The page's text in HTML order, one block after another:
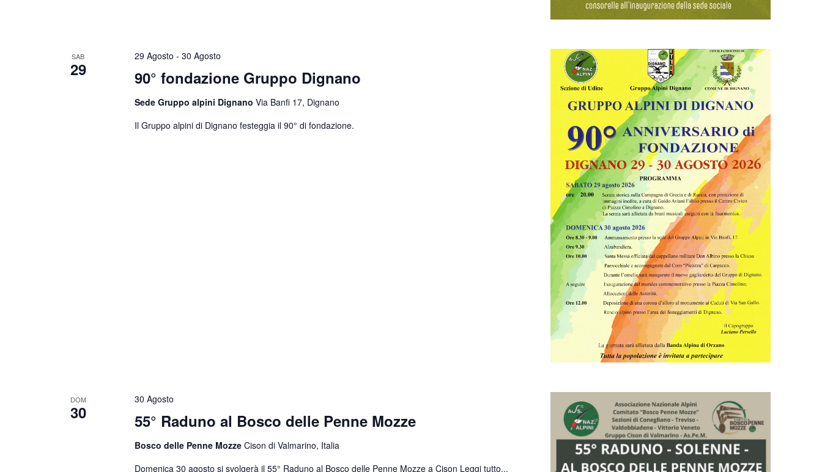
SAB
29 90° fondazione Gruppo Dignano
29 Agosto - 30 Agosto
Sede Gruppo alpini Dignano Via Banfi 17, Dignano
Il Gruppo alpini di Dignano festeggia il 90° di fondazione.
DOM
30 55° Raduno al Bosco delle Penne Mozze
30 Agosto
Bosco delle Penne Mozze Cison di Valmarino, Italia
Domenica 30 agosto si svolgerà il 55° Raduno al Bosco delle Penne Mozze a Cison Leggi tutto...